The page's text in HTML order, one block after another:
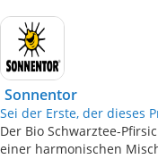
Sonnentor
Sei der Erste, der dieses
Der Bio Schwarztee-
einer harmonischen